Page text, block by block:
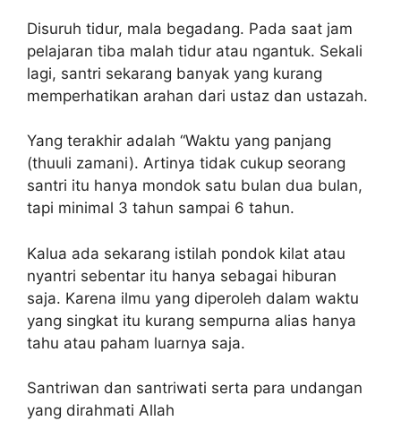
Disuruh tidur, mala begadang. Pada saat jam
pelajaran tiba malah tidur atau ngantuk. Sekali
lagi, santri sekarang banyak yang kurang
memperhatikan arahan dari ustaz dan ustazah.
Yang terakhir adalah “Waktu yang panjang
(thuuli zamani). Artinya tidak cukup seorang
santri itu hanya mondok satu bulan dua bulan,
tapi minimal 3 tahun sampai 6 tahun.
Kalua ada sekarang istilah pondok kilat atau
nyantri sebentar itu hanya sebagai hiburan
saja. Karena ilmu yang diperoleh dalam waktu
yang singkat itu kurang sempurna alias hanya
tahu atau paham luarnya saja.
Santriwan dan santriwati serta para undangan
yang dirahmati Allah